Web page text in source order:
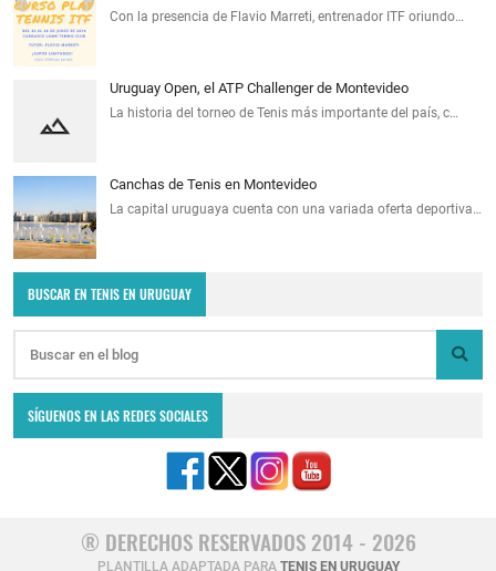
Con la presencia de Flavio Marreti, entrenador ITF oriundo…
Uruguay Open, el ATP Challenger de Montevideo
La historia del torneo de Tenis más importante del país, c…
Canchas de Tenis en Montevideo
La capital uruguaya cuenta con una variada oferta deportiva…
BUSCAR EN TENIS EN URUGUAY
SÍGUENOS EN LAS REDES SOCIALES
® DERECHOS RESERVADOS 2014 - 2026
PLANTILLA ADAPTADA PARA TENIS EN URUGUAY